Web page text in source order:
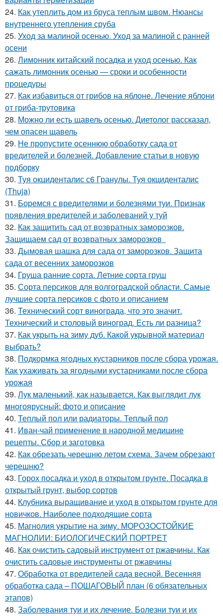
24. Как утеплить дом из бруса теплым швом. Нюансы
внутреннего утепления сруба
25. Уход за малиной осенью. Уход за малиной с ранней
осени
26. Лимонник китайский посадка и уход осенью. Как
сажать лимонник осенью — сроки и особенности
процедуры
27. Как избавиться от грибов на яблоне. Лечение яблони
от гриба-трутовика
28. Можно ли есть щавель осенью. Диетолог рассказал,
чем опасен щавель
29. Не пропустите осеннюю обработку сада от
вредителей и болезней. Добавление статьи в новую
подборку
30. Туя окциденталис с6 Гранулы. Туя окциденталис
(Thuja)
31. Боремся с вредителями и болезнями туи. Признак
появления вредителей и заболеваний у туй
32. Как защитить сад от возвратных заморозков.
Защищаем сад от возвратных заморозков
33. Дымовая шашка для сада от заморозков. Защита
сада от весенних заморозков
34. Груша ранние сорта. Летние сорта груш
35. Сорта персиков для волгоградской области. Самые
лучшие сорта персиков с фото и описанием
36. Технический сорт винограда, что это значит.
Технический и столовый виноград. Есть ли разница?
37. Как укрыть на зиму дуб. Какой укрывной материал
выбрать?
38. Подкормка ягодных кустарников после сбора урожая.
Как ухаживать за ягодными кустарниками после сбора
урожая
39. Лук маленький, как называется. Как выглядит лук
многоярусный: фото и описание
40. Теплый пол или радиаторы. Теплый пол
41. Иван-чай применение в народной медицине
рецепты. Сбор и заготовка
42. Как обрезать черешню летом схема. Зачем обрезают
черешню?
43. Горох посадка и уход в открытом грунте. Посадка в
открытый грунт, выбор сортов
44. Клубника выращивание и уход в открытом грунте для
новичков. Наиболее подходящие сорта
45. Магнолия укрытие на зиму. МОРОЗОСТОЙКИЕ
МАГНОЛИИ: БИОЛОГИЧЕСКИЙ ПОРТРЕТ
46. Как очистить садовый инструмент от ржавчины. Как
очистить садовые инструменты от ржавчины
47. Обработка от вредителей сада весной. Весенняя
обработка сада – ПОШАГОВЫЙ план (6 обязательных
этапов)
48. Заболевания туи и их лечение. Болезни туи и их